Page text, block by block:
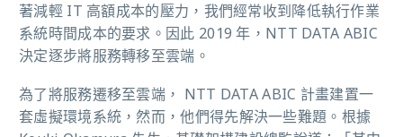
著減輕 IT 高額成本的壓力，我們經常收到降低執行作業
系統時間成本的要求。因此 2019 年，NTT DATA ABIC
決定逐步將服務轉移至雲端。
為了將服務遷移至雲端， NTT DATA ABIC 計畫建置一
套虛擬環境系統，然而，他們得先解決一些難題。根據